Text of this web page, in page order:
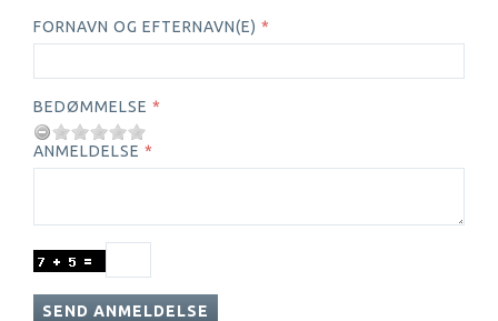
FORNAVN OG EFTERNAVN(E)
BEDØMMELSE
ANMELDELSE
SEND ANMELDELSE